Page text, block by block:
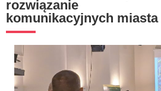
rozwiązanie
komunikacyjnych miasta